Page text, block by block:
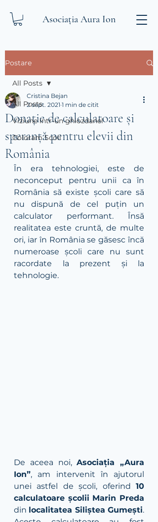
Asociația Aura Ion
Postare
All Posts
Viziune intr-un ghiozdanel
Coloram Scoli
All Posts
Donație de calculatoare și
speranță pentru elevii din
România
Cristina Bejan
2 sept. 2021 1 min de citit
În era tehnologiei, este de
neconceput pentru unii ca în
România să existe școli care să
nu dispună de cel puțin un
calculator performant. Însă
realitatea este cruntă, de multe
ori, iar în România se găsesc încă
numeroase școli care nu sunt
racordate la prezent și la
tehnologie.
De aceea noi, Asociația „Aura
Ion”, am intervenit în ajutorul
unei astfel de școli, oferind 10
calculatoare școlii Marin Preda
din localitatea Siliștea Gumești.